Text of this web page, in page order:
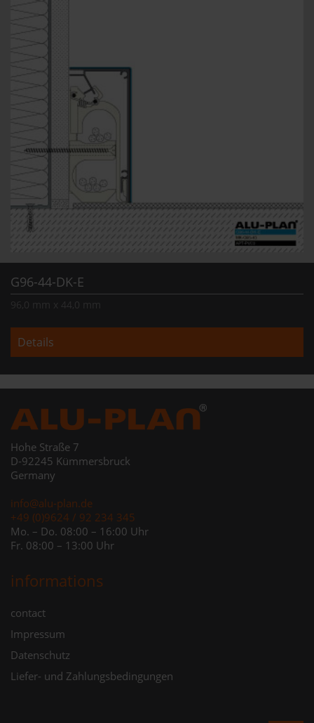
G96-44-DK-E
Details
Hohe Straße 7
D-92245 Kümmersbruck
Germany
info@alu-plan.de
+49 (0)9624 / 92 234 345
Mo. – Do. 08:00 – 16:00 Uhr
Fr. 08:00 – 13:00 Uhr
informations
Skip
navigation
contact
Impressum
Datenschutz
Liefer- und Zahlungsbedingungen